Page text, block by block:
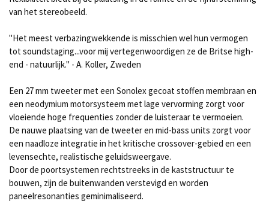
van het stereobeeld.
"Het meest verbazingwekkende is misschien wel hun vermogen
tot soundstaging...voor mij vertegenwoordigen ze de Britse high-
end - natuurlijk." - A. Koller, Zweden
Een 27 mm tweeter met een Sonolex gecoat stoffen membraan en
een neodymium motorsysteem met lage vervorming zorgt voor
vloeiende hoge frequenties zonder de luisteraar te vermoeien.
De nauwe plaatsing van de tweeter en mid-bass units zorgt voor
een naadloze integratie in het kritische crossover-gebied en een
levensechte, realistische geluidsweergave.
Door de poortsystemen rechtstreeks in de kaststructuur te
bouwen, zijn de buitenwanden verstevigd en worden
paneelresonanties geminimaliseerd.